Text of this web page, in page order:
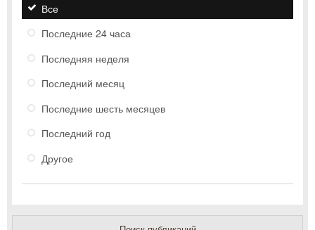
Все
Последние 24 часа
Последняя неделя
Последний месяц
Последние шесть месяцев
Последний год
Другое